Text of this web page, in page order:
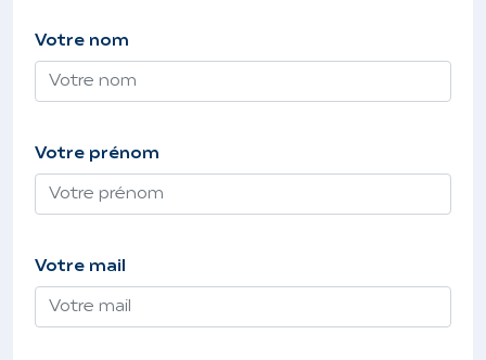
Votre nom
Votre prénom
Votre mail